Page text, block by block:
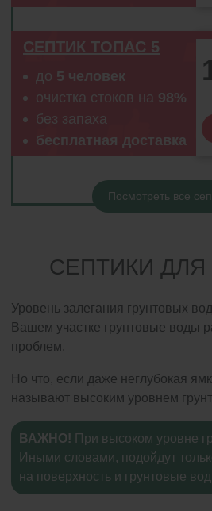
СЕПТИК ТОПАС 5
до 5 человек
очистка стоков на 98%
без запаха
бесплатная доставка
Посмотреть все
СЕПТИКИ
Уровень залегания грунтовых
Вашем участке грунтовые воды
проблем.
Но что, если даже неглубокая
называют высоким уровнем
ВАЖНО! При высоком уровне
Иными словами, подойдут
на поверхность и грунтовые